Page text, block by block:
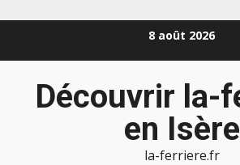
8 août 2026
Découvrir la-
en Isère
la-ferriere.fr